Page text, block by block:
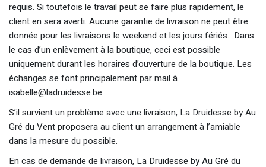
requis. Si toutefois le travail peut se faire plus rapidement, le
client en sera averti. Aucune garantie de livraison ne peut être
donnée pour les livraisons le weekend et les jours fériés. Dans
le cas d’un enlèvement à la boutique, ceci est possible
uniquement durant les horaires d’ouverture de la boutique. Les
échanges se font principalement par mail à
isabelle@ladruidesse.be.
S’il survient un problème avec une livraison, La Druidesse by Au
Gré du Vent proposera au client un arrangement à l’amiable
dans la mesure du possible.
En cas de demande de livraison, La Druidesse by Au Gré du